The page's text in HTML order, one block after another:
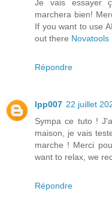
Je vais essayer
marchera bien!
If you want to use
out there Novatools
Répondre
lpp007 22 juillet
Sympa ce tuto !
maison, je vais
marche ! Merci
want to relax, we
Répondre